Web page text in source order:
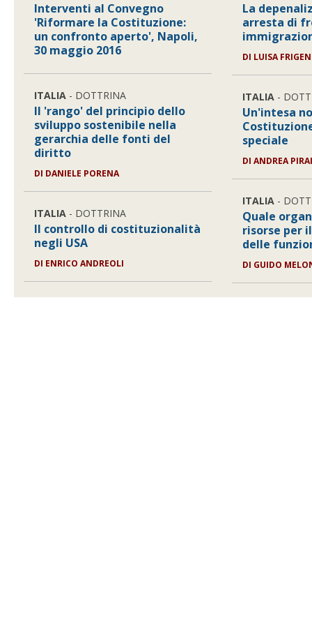
Interventi al Convegno
'Riformare la Costituzione:
un confronto aperto', Napoli,
30 maggio 2016
ITALIA - DOTTRINA
Il 'rango' del principio dello
sviluppo sostenibile nella
gerarchia delle fonti del
diritto
DI DANIELE PORENA
ITALIA - DOTTRINA
Il controllo di costituzionalità
negli USA
DI ENRICO ANDREOLI
La
arresta di
DI LUISA
ITALIA -
Un'intesa
speciale
DIANDREA
ITALIA -
Quale
risorse per
delle
DI GUIDO